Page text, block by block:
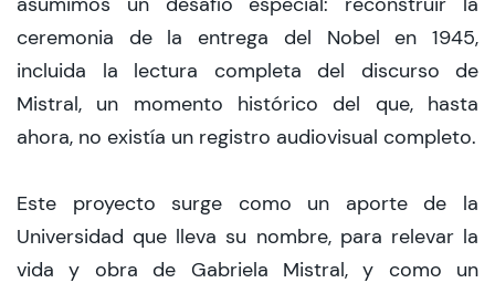
ceremonia de la entrega del Nobel en 1945,
incluida la lectura completa del discurso de
Mistral, un momento histórico del que, hasta
ahora, no existía un registro audiovisual completo.
Este proyecto surge como un aporte de la
Universidad que lleva su nombre, para relevar la
vida y obra de Gabriela Mistral, y como un